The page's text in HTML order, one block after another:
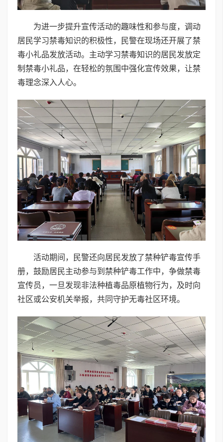
为进一步提升宣传活动的趣味性和参与度，调动
居民学习禁毒知识的积极性，民警在现场还开展了禁
毒小礼品发放活动。主动学习禁毒知识的居民发放定
制禁毒小礼品，在轻松的氛围中强化宣传效果，让禁
毒理念深入人心。
活动期间，民警还向居民发放了禁种铲毒宣传手
册，鼓励居民主动参与到禁种铲毒工作中，争做禁毒
宣传员，一旦发现非法种植毒品原植物行为，及时向
社区或公安机关举报，共同守护无毒社区环境。